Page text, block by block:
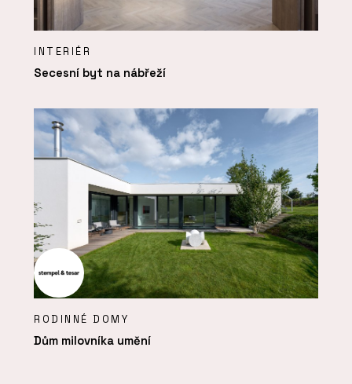
INTERIÉR
Secesní byt na nábřeží
RODINNÉ DOMY
Dům milovníka umění